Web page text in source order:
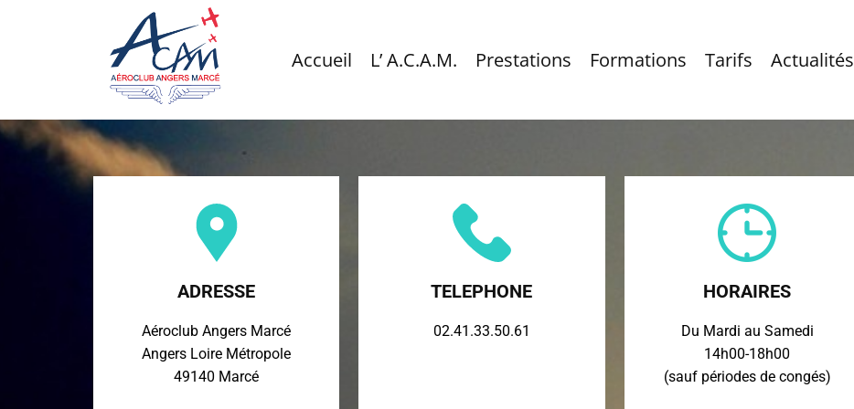
Accueil L’ A.C.A.M. Prestations Formations Tarifs Actualités
ADRESSE
Aéroclub Angers Marcé
Angers Loire Métropole
49140 Marcé
TELEPHONE
02.41.33.50.61
HORAIRES
Du Mardi au Samedi
14h00-18h00
(sauf périodes de congés)